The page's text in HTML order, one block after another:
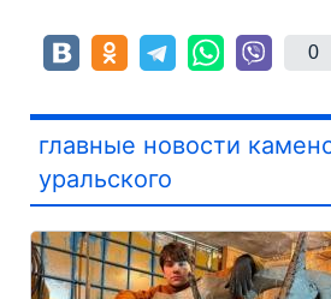
0
главные новости
уральского